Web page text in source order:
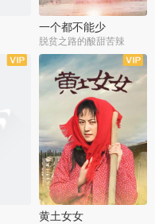
一个都不能少
脱贫之路的酸甜苦辣
全23集
黄土女女